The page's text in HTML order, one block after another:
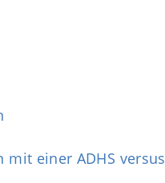
einer ADHS versus